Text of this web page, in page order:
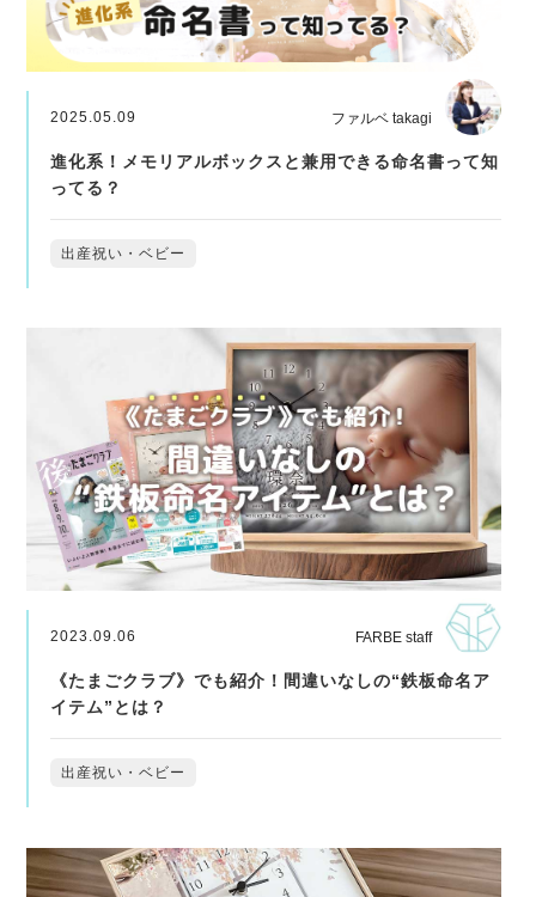
ファルベ takagi
2025.05.09
進化系！メモリアルボックスと兼用できる命名書って知
ってる？
出産祝い・ベビー
FARBE staff
2023.09.06
《たまごクラブ》でも紹介！間違いなしの“鉄板命名ア
イテム”とは？
出産祝い・ベビー